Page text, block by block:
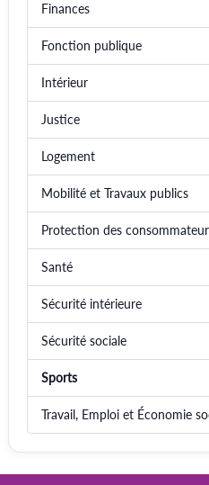
Finances
Fonction publique
Intérieur
Justice
Logement
Mobilité et Travaux publics
Protection des
Santé
Sécurité intérieure
Sécurité sociale
Sports
Travail, Emploi et Économie